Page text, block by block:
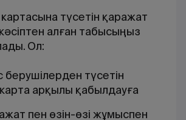
түсетін қаражат
алған табысыңыз
Ол:
түсетін
арқылы қабылдауға
пен өзін-өзі жұмыспен